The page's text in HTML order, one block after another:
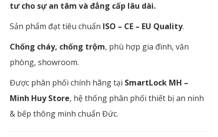
tư cho sự an tâm và đẳng cấp lâu dài.
Sản phẩm đạt tiêu chuẩn ISO – CE – EU Quality.
Chống cháy, chống trộm, phù hợp gia đình, văn
phòng, showroom.
Được phân phối chính hãng tại SmartLock MH –
Minh Huy Store, hệ thống phân phối thiết bị an ninh
& bếp thông minh chuẩn Đức.